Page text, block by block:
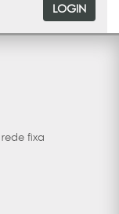
LOGIN
fixa